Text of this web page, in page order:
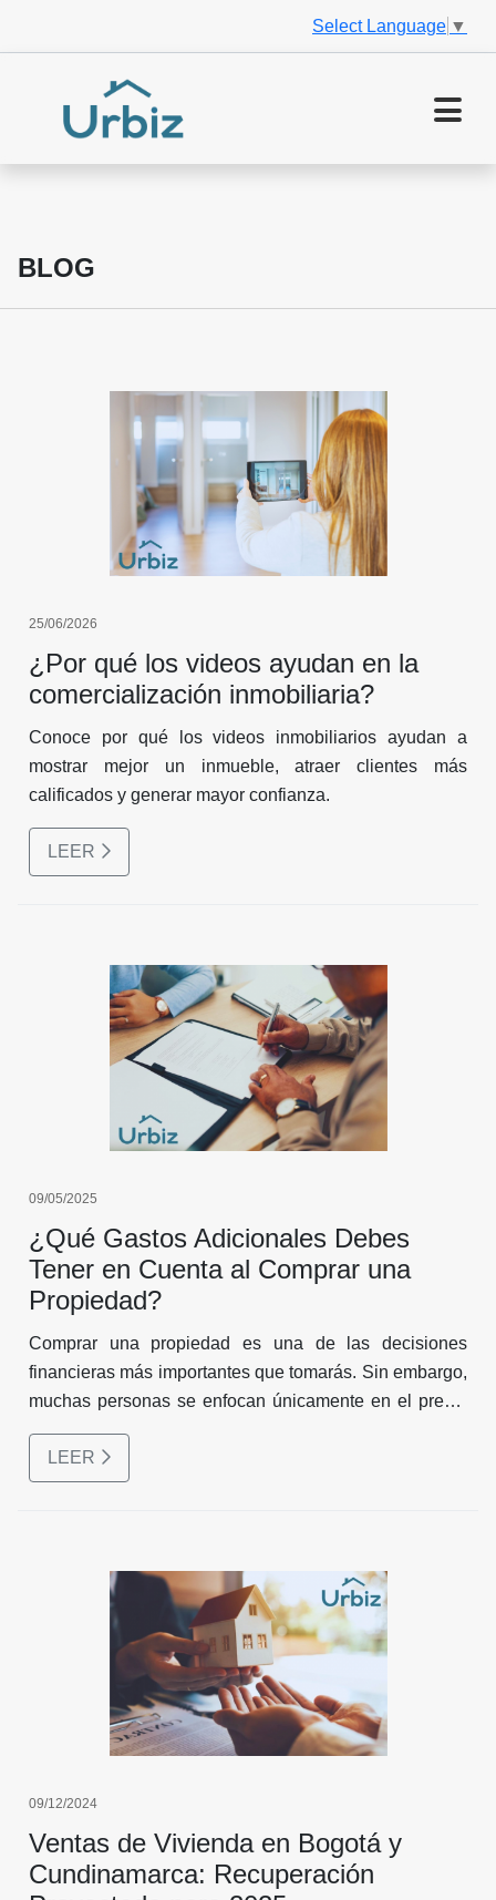
Select Language ▼
BLOG
25/06/2026
¿Por qué los videos ayudan en la
comercialización inmobiliaria?
Conoce por qué los videos inmobiliarios ayudan a
mostrar mejor un inmueble, atraer clientes más
calificados y generar mayor confianza.
LEER
09/05/2025
¿Qué Gastos Adicionales Debes
Tener en Cuenta al Comprar una
Propiedad?
Comprar una propiedad es una de las decisiones
financieras más importantes que tomarás. Sin embargo,
muchas personas se enfocan únicamente en el precio
de venta del inmueble y no contemplan otros costos
asociados al proceso de compra. En este blog te
contamos cuáles son los principales gastos adicionales
LEER
09/12/2024
Ventas de Vivienda en Bogotá y
Cundinamarca: Recuperación